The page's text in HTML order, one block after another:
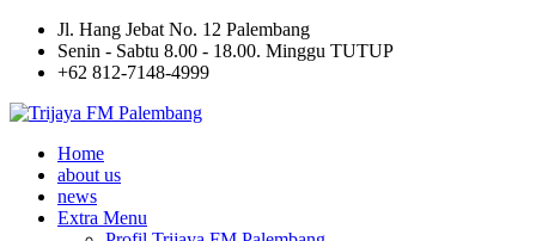
Jl. Hang Jebat No. 12 Palembang
Senin - Sabtu 8.00 - 18.00. Minggu TUTUP
+62 812-7148-4999
Home
about us
news
Extra Menu